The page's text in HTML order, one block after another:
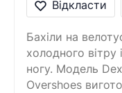
Відкласти
Бахіли на
холодного вітру
ногу. Модель
Overshoes